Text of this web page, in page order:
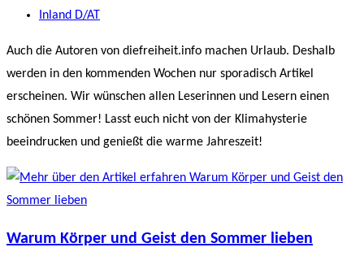
veröffentlicht:
Beitrags-
Inland D/AT
Auch die Autoren von diefreiheit.info machen Urlaub. Deshalb
werden in den kommenden Wochen nur sporadisch Artikel
erscheinen. Wir wünschen allen Leserinnen und Lesern einen
schönen Sommer! Lasst euch nicht von der Klimahysterie
beeindrucken und genießt die warme Jahreszeit!
Warum Körper und Geist den Sommer lieben